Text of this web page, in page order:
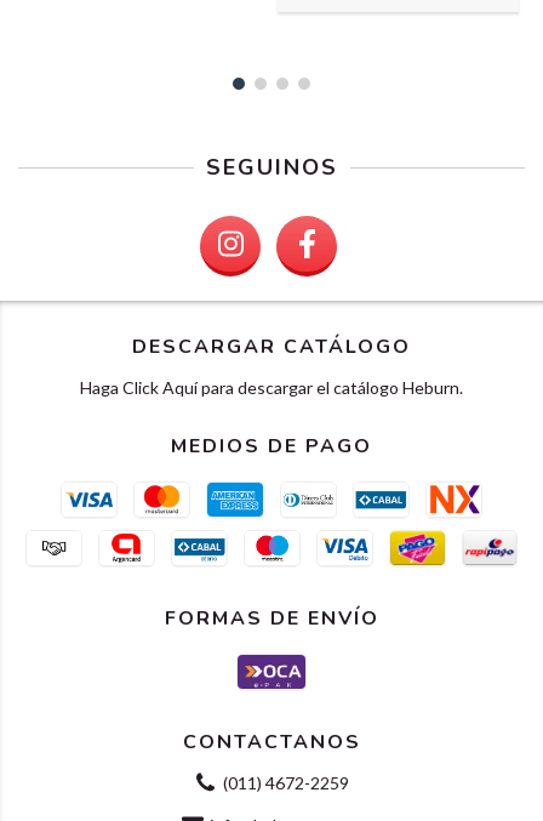
SEGUINOS
DESCARGAR CATÁLOGO
Haga Click Aquí para descargar el catálogo Heburn.
MEDIOS DE PAGO
FORMAS DE ENVÍO
CONTACTANOS
(011) 4672-2259